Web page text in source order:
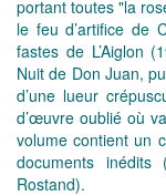
portant toutes "la
le feu d’artifice de
fastes de L’Aiglon
Nuit de Don Juan,
d’une lueur
d’œuvre oublié où
volume contient un
documents inédits
Rostand).